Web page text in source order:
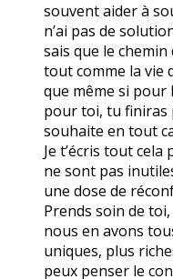
souvent aider à
n’ai pas de
sais que le
tout comme la vie
que même si pour
pour toi, tu finiras
souhaite en tout
Je t’écris tout
ne sont pas
une dose de
Prends soin de
nous en avons
uniques, plus
peux penser le